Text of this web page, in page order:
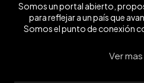
Somos un portal abierto,
para reflejar a un país que
Somos el punto de conexión
Ver